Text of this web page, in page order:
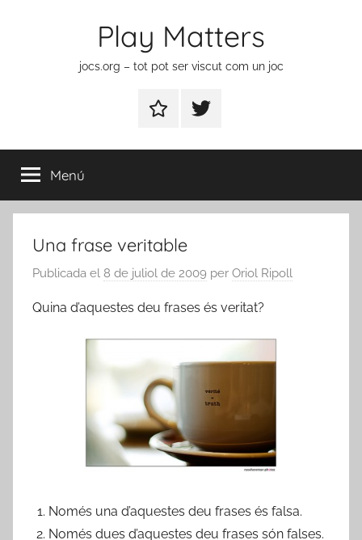
Play Matters
jocs.org – tot pot ser viscut com un joc
ContactarElement
menú
Menú
Una frase veritable
Publicada el 8 de juliol de 2009 per Oriol Ripoll
Quina d’aquestes deu frases és veritat?
Només una d’aquestes deu frases és falsa.
Només dues d’aquestes deu frases són falses.